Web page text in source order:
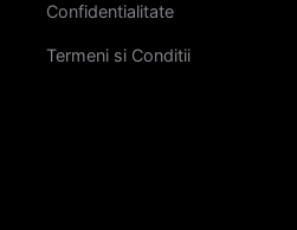
Confidentialitate
Termeni si Conditii